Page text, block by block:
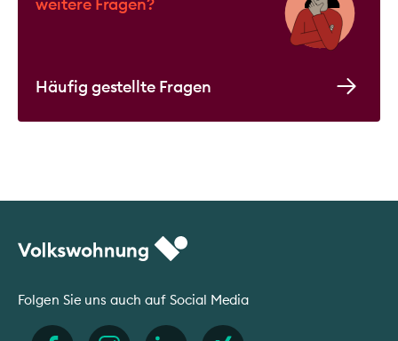
Häufig gestellte Fragen
Folgen Sie uns auch auf Social Media